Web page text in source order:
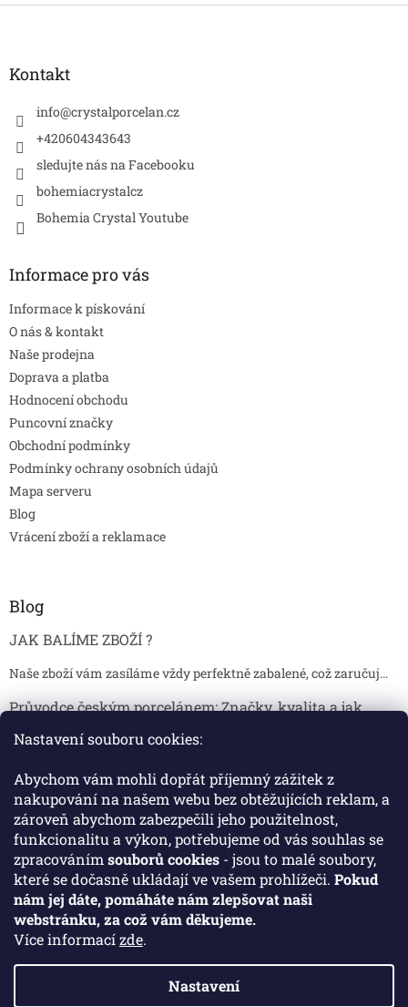
Nastavení souboru cookies:
Abychom vám mohli dopřát příjemný zážitek z
nakupování na našem webu bez obtěžujících reklam, a
zároveň abychom zabezpečili jeho použitelnost,
funkcionalitu a výkon, potřebujeme od vás souhlas se
zpracováním souborů cookies - jsou to malé soubory,
které se dočasně ukládají ve vašem prohlížeči. Pokud
nám jej dáte, pomáháte nám zlepšovat naši
webstránku, za což vám děkujeme.
Více informacízde.
Nastavení
Z
Kontakt
info@crystalporcelan.cz
+420604343643
sledujte nás na Facebooku
bohemiacrystalcz
Bohemia Crystal Youtube
Informace pro vás
Informace k pískování
O nás & kontakt
Naše prodejna
Doprava a platba
Hodnocení obchodu
Puncovní značky
Obchodní podmínky
Podmínky ochrany osobních údajů
Mapa serveru
Blog
Vrácení zboží a reklamace
Blog
JAK BALÍME ZBOŽÍ ?
Naše zboží vám zasíláme vždy perfektně zabalené, což zaručuj...
Průvodce českým porcelánem: Značky, kvalita a jak
Jak skladovat broušené sklenice, aby se nepoškodily?
Broušené sklenice jsou symbolem elegance, tradice a luxusu. ...
Facebook
Vytvořil Shoptet